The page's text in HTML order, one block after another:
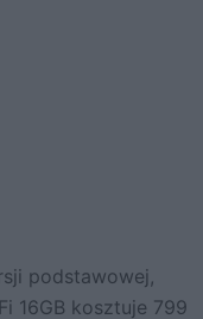
podstawowej,
16GB kosztuje 799